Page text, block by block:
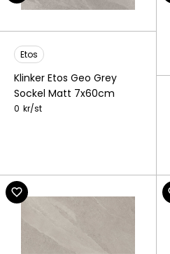
Etos
Klinker Etos Geo Grey
Sockel Matt 7x60cm
0 kr/st